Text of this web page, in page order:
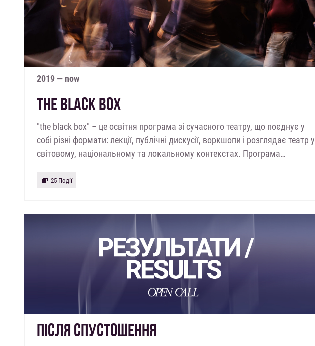
2019 — now
THE BLACK BOX
"the black box" – це освітня програма зі сучасного театру, що поєднує у
собі різні формати: лекції, публічні дискусії, воркшопи і розглядає театр у
світовому, національному та локальному контекстах. Програма…
25 Події
ПІСЛЯ СПУСТОШЕННЯ